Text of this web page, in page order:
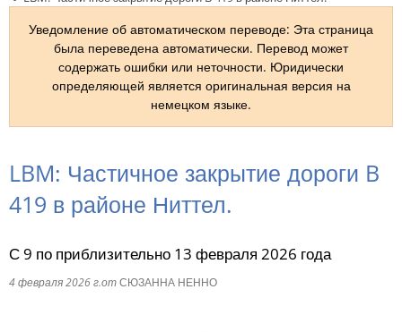
TR
UK
RU
Уведомление об автоматическом переводе: Эта страница
была переведена автоматически. Перевод может
содержать ошибки или неточности. Юридически
определяющей является оригинальная версия на
немецком языке.
LBM: Частичное закрытие дороги B
419 в районе Ниттел.
С 9 по приблизительно 13 февраля 2026 года
4 февраля 2026 г.отСЮЗАННА НЕННО